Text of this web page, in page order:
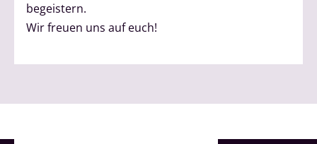
begeistern.
Wir freuen uns auf euch!